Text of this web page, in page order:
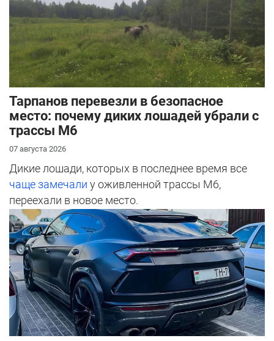
Тарпанов перевезли в безопасное
место: почему диких лошадей убрали с
трассы М6
07 августа 2026
Дикие лошади, которых в последнее время все
чаще замечали у оживленной трассы М6,
переехали в новое место.